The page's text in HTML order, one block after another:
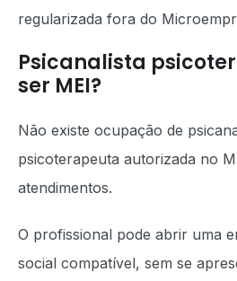
regularizada fora do
Psicanalista
ser MEI?
Não existe ocupação de
psicoterapeuta autorizada no
atendimentos.
O profissional pode abrir uma
social compatível, sem se